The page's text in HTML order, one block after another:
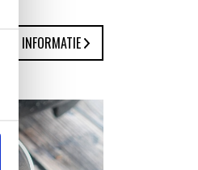
MEER INFORMATIE